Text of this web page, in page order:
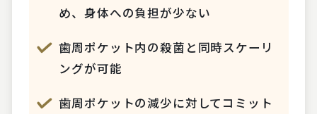
め、身体への負担が少ない
歯周ポケット内の殺菌と同時スケーリ
ングが可能
歯周ポケットの減少に対してコミット